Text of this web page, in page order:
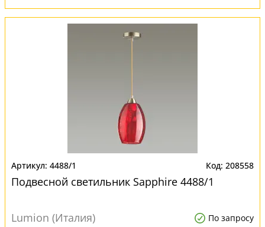
4488/1 208558
Подвесной светильник Sapphire 4488/1
Lumion (Италия) По запросу